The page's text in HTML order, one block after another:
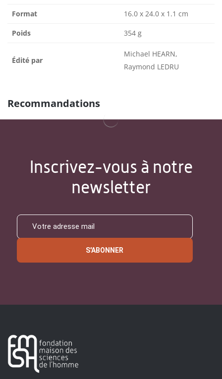
Format 16.0 x 24.0 x 1.1 cm
Poids 354 g
Édité par
Michael HEARN,
Raymond LEDRU
Recommandations
Inscrivez-vous à notre
newsletter
S'ABONNER